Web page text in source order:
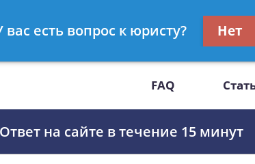
47
FAQ
на сайте в течение 15 минут
вас есть вопрос к юристу? Нет